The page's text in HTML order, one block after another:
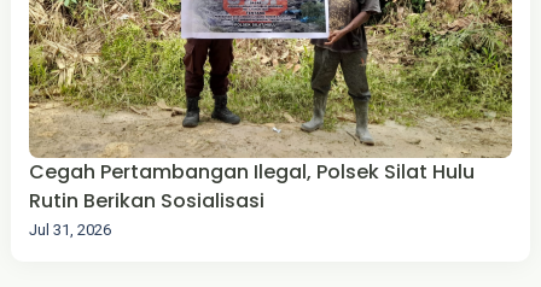
Cegah Pertambangan Ilegal, Polsek Silat Hulu
Rutin Berikan Sosialisasi
Jul 31, 2026